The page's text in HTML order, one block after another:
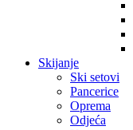
Skijanje
Ski setovi
Pancerice
Oprema
Odjeća